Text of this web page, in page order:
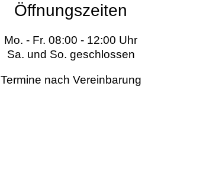
Öffnungszeiten
Mo. - Fr. 08:00 - 12:00 Uhr
Sa. und So. geschlossen
Termine nach Vereinbarung